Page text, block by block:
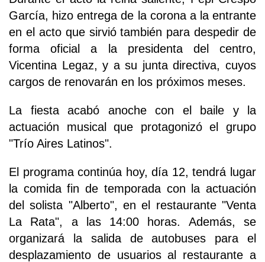
García, hizo entrega de la corona a la entrante
en el acto que sirvió también para despedir de
forma oficial a la presidenta del centro,
Vicentina Legaz, y a su junta directiva, cuyos
cargos de renovarán en los próximos meses.
La fiesta acabó anoche con el baile y la
actuación musical que protagonizó el grupo
"Trío Aires Latinos".
El programa continúa hoy, día 12, tendrá lugar
la comida fin de temporada con la actuación
del solista "Alberto", en el restaurante "Venta
La Rata", a las 14:00 horas. Además, se
organizará la salida de autobuses para el
desplazamiento de usuarios al restaurante a